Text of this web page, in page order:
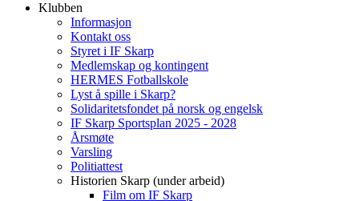
Klubben
Informasjon
Kontakt oss
Styret i IF Skarp
Medlemskap og kontingent
HERMES Fotballskole
Lyst å spille i Skarp?
Solidaritetsfondet på norsk og engelsk
IF Skarp Sportsplan 2025 - 2028
Årsmøte
Varsling
Politiattest
Historien Skarp (under arbeid)
Film om IF Skarp